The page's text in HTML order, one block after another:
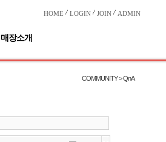
HOME LOGIN JOIN ADMIN
매장소개
COMMUNITY > QnA